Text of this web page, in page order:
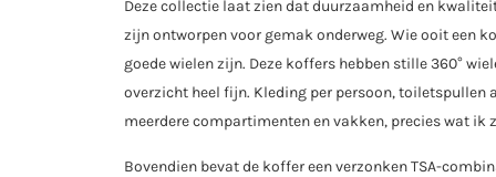
Deze collectie laat zien dat duurzaamheid en
zijn ontworpen voor gemak onderweg. Wie ooit een
goede wielen zijn. Deze koffers hebben stille 360°
overzicht heel fijn. Kleding per persoon, toiletspullen
meerdere compartimenten en vakken, precies wat ik
Bovendien bevat de koffer een verzonken TSA-